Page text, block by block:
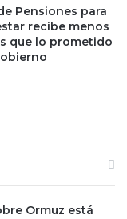
Pensiones para
recibe menos
que lo prometido
Ormuz está